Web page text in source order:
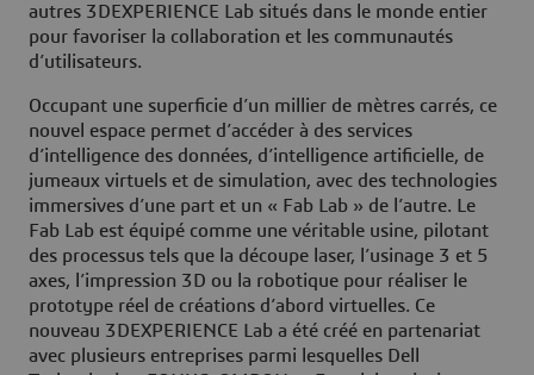
autres 3DEXPERIENCE Lab situés dans le monde entier
pour favoriser la collaboration et les communautés
d’utilisateurs.
Occupant une superficie d’un millier de mètres carrés, ce
nouvel espace permet d’accéder à des services
d’intelligence des données, d’intelligence artificielle, de
jumeaux virtuels et de simulation, avec des technologies
immersives d’une part et un « Fab Lab » de l’autre. Le
Fab Lab est équipé comme une véritable usine, pilotant
des processus tels que la découpe laser, l’usinage 3 et 5
axes, l’impression 3D ou la robotique pour réaliser le
prototype réel de créations d’abord virtuelles. Ce
nouveau 3DEXPERIENCE Lab a été créé en partenariat
avec plusieurs entreprises parmi lesquelles Dell